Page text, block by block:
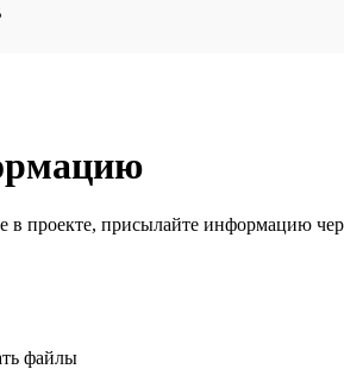
в проекте, присылайте информацию
файлы